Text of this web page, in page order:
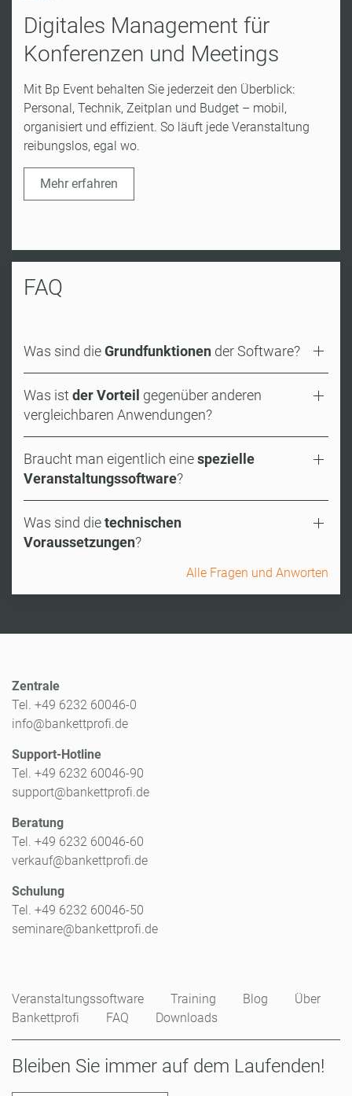
Digitales Management für
Konferenzen und Meetings
Mit Bp Event behalten Sie jederzeit den Überblick:
Personal, Technik, Zeitplan und Budget – mobil,
organisiert und effizient. So läuft jede Veranstaltung
reibungslos, egal wo.
Mehr erfahren
FAQ
Was sind dieGrundfunktionen der Software?
Was ist der Vorteil gegenüber anderen
vergleichbaren Anwendungen?
Braucht man eigentlich einespezielle
Veranstaltungssoftware?
Was sind dietechnischen
Voraussetzungen?
Alle Fragen und Anworten
Zentrale
Tel. +49 6232 60046-0
info@bankettprofi.de
Support-Hotline
Tel. +49 6232 60046-90
support@bankettprofi.de
Beratung
Tel. +49 6232 60046-60
verkauf@bankettprofi.de
Schulung
Tel. +49 6232 60046-50
seminare@bankettprofi.de
Veranstaltungssoftware Training Blog
Über
Bankettprofi
FAQ Downloads
Bleiben Sie immer auf dem Laufenden!